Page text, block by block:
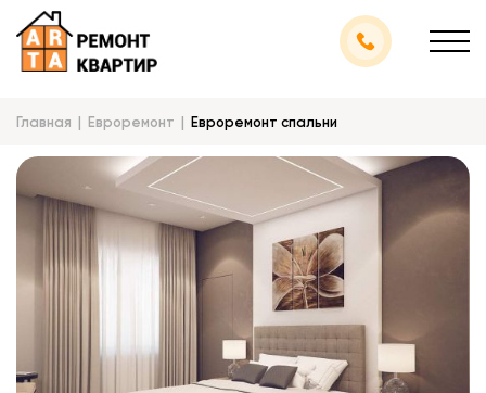
Главная Евроремонт Евроремонт спальни